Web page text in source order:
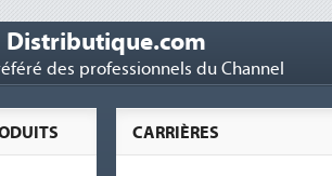
Distributique.com
des professionnels du Channel
CARRIÈRES